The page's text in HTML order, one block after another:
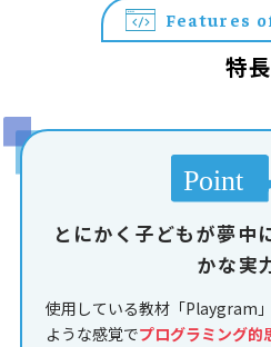
Features
特長
とにかく子どもが夢中
かな実
使用している教材「Playgram
ような感覚でプログラミング的